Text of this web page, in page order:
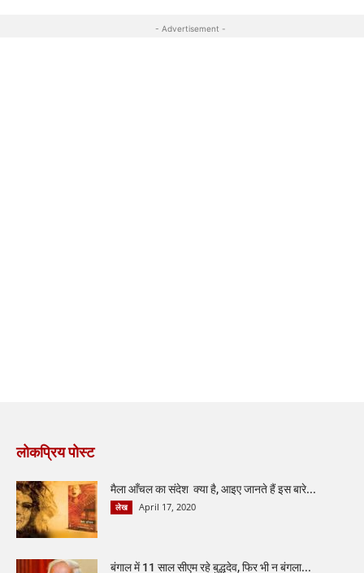
- Advertisement -
लोकप्रिय पोस्ट
मैला आँचल का संदेश क्या है, आइए जानते हैं इस बारे...
लेख April 17, 2020
बंगाल में 11 साल सीएम रहे बुद्धदेव, फिर भी न बंगला...